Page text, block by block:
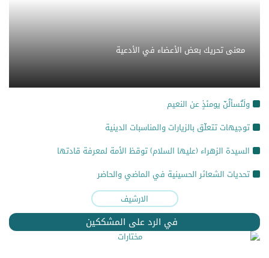
معنى تحريك بعض الأعضاء في الأدعية
ولَتُسألُنّ يومئذٍ عن النعيم
توجيهات تتعلّق بالزيارات والمناسبات الدينية
السيدة الزهراء (عليها السلام) توقظ الأمة لمعرفة قادتها
تحديات الشعائر الحسينية في الماضي والحاضر
الارشيف
في الرد على المشككين